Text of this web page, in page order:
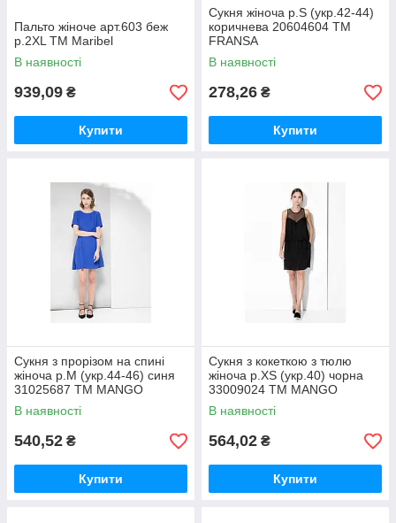
Пальто жіноче арт.603 беж
р.2XL ТМ Maribel
В наявності
939,09 ₴
Купити
Сукня жіноча р.S (укр.42-44)
коричнева 20604604 ТМ
FRANSA
В наявності
278,26 ₴
Купити
Сукня з прорізом на спині
жіноча р.M (укр.44-46) синя
31025687 ТМ MANGO
В наявності
540,52 ₴
Купити
Сукня з кокеткою з тюлю
жіноча р.XS (укр.40) чорна
33009024 ТМ MANGO
В наявності
564,02 ₴
Купити